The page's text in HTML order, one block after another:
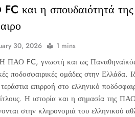
και η σπουδαιότητά της
30, 2026 1 mins
ΠΑΟ FC, γνωστή και ως Παναθηναϊκός,
ποδοσφαιρικές ομάδες στην Ελλάδα.
επιρροή στο ελληνικό
Η ιστορία και η σημασία της
στην κληρονομιά του ελληνικού